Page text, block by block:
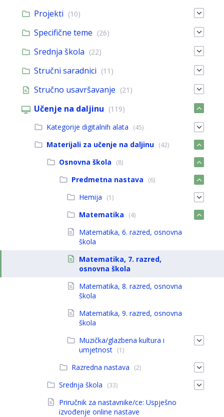
Projekti (10)
Specifične teme (26)
Srednja škola (22)
Stručni saradnici (11)
Stručno usavršavanje (21)
Učenje na daljinu (119)
Kategorije digitalnih alata
(45)
Materijali za učenje na daljinu (42)
Osnovna škola (8)
Predmetna nastava (6)
Hemija (1)
Matematika (4)
Matematika, 6. razred, osnovna
škola
Matematika, 7. razred,
osnovna škola
Matematika, 8. razred, osnovna
škola
Matematika, 9. razred, osnovna
škola
Muzička/glazbena kultura i
umjetnost (1)
Razredna nastava (2)
Srednja škola (33)
Priručnik za nastavnike/ce: Uspješno
izvođenje online nastave